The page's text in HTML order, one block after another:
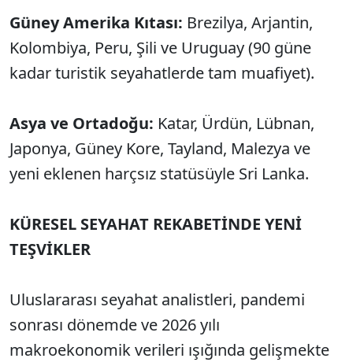
Güney Amerika Kıtası: Brezilya, Arjantin,
Kolombiya, Peru, Şili ve Uruguay (90 güne
kadar turistik seyahatlerde tam muafiyet).
Asya ve Ortadoğu: Katar, Ürdün, Lübnan,
Japonya, Güney Kore, Tayland, Malezya ve
yeni eklenen harçsız statüsüyle Sri Lanka.
KÜRESEL SEYAHAT REKABETİNDE YENİ
TEŞVİKLER
Uluslararası seyahat analistleri, pandemi
sonrası dönemde ve 2026 yılı
makroekonomik verileri ışığında gelişmekte